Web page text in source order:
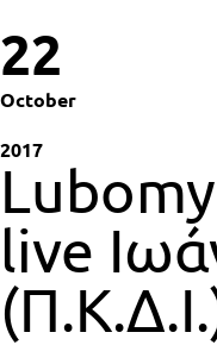
22
October
2017
live